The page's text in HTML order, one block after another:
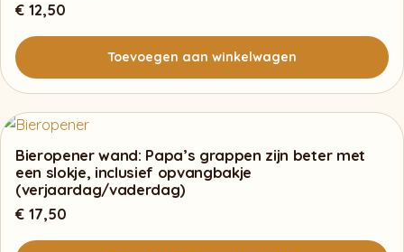
€ 12,50
Toevoegen aan winkelwagen
Bieropener wand: Papa’s grappen zijn beter met
een slokje, inclusief opvangbakje
(verjaardag/vaderdag)
€ 17,50